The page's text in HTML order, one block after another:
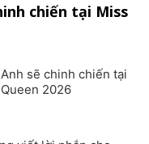
chiến tại Miss
sẽ chinh chiến tại
2026